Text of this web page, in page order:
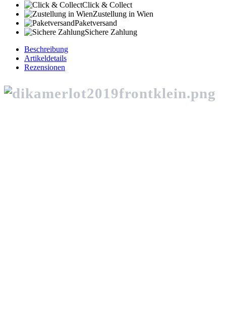
Click & Collect
Zustellung in Wien
Paketversand
Sichere Zahlung
Beschreibung
Artikeldetails
Rezensionen